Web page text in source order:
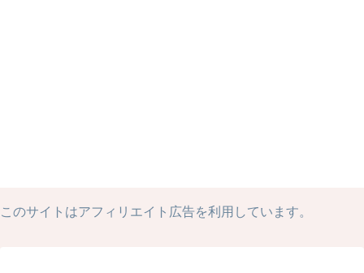
このサイトはアフィリエイト広告を利用しています。